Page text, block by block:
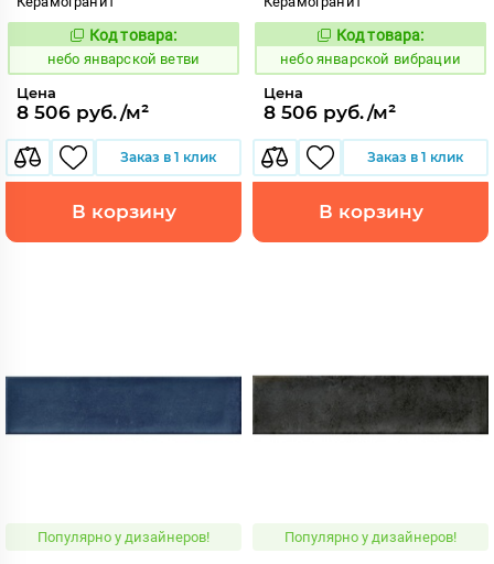
Код:
1124634
Код товара:
небо январской ветви
Цена
8 506 руб./м²
Заказ в 1 клик
В корзину
Код:
1124635
Код товара:
небо январской вибрации
Цена
8 506 руб./м²
Заказ в 1 клик
В корзину
Популярно у дизайнеров! Популярно у дизайнеров!